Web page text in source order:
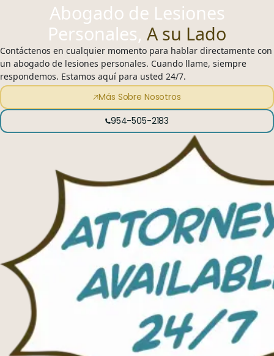
Abogado de Lesiones
Personales, A su Lado
Contáctenos en cualquier momento para hablar directamente con
un abogado de lesiones personales. Cuando llame, siempre
respondemos. Estamos aquí para usted 24/7.
Más Sobre Nosotros
954-505-2183